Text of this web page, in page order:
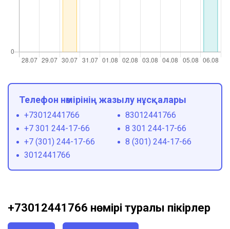
Телефон нөмірінің жазылу нұсқалары
+73012441766
83012441766
+7 301 244-17-66
8 301 244-17-66
+7 (301) 244-17-66
8 (301) 244-17-66
3012441766
+73012441766 нөмірі туралы пікірлер